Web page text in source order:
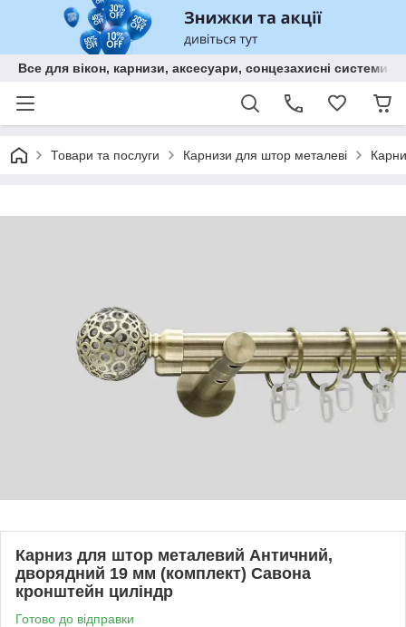
Все для вікон, карнизи, аксесуари, сонцезахисні
Товари та послуги Карнизи для штор металеві
Карниз для штор металевий Античний,
дворядний 19 мм (комплект) Савона
кронштейн циліндр
Готово до відправки